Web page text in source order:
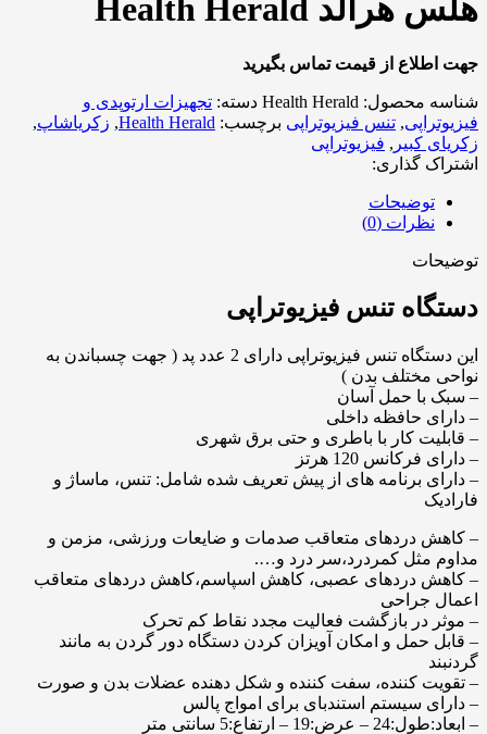
هلس هرالد Health Herald
جهت اطلاع از قیمت تماس بگیرید
شناسه محصول: Health Herald دسته: تجهیزات ارتوپدی و
فیزیوتراپی, تنس فیزیوتراپی برچسب: Health Herald
, زکریاشاپ,
زکریای کبیر , فیزیوتراپی
اشتراک گذاری:
توضیحات
نظرات (0)
توضیحات
دستگاه تنس فیزیوتراپی
این دستگاه تنس فیزیوتراپی دارای 2 عدد پد ( جهت چسباندن به
نواحی مختلف بدن )
– سبک با حمل آسان
– دارای حافظه داخلی
– قابلیت کار با باطری و حتی برق شهری
– دارای فرکانس 120 هرتز
– دارای برنامه های از پیش تعریف شده شامل: تنس، ماساژ و
فارادیک
– کاهش دردهای متعاقب صدمات و ضایعات ورزشی، مزمن و
مداوم مثل کمردرد،سر درد و….
– کاهش دردهای عصبی، کاهش اسپاسم،کاهش دردهای متعاقب
اعمال جراحی
– موثر در بازگشت فعالیت مجدد نقاط کم تحرک
– قابل حمل و امکان آویزان کردن دستگاه دور گردن به مانند
گردنبند
– تقویت کننده، سفت کننده و شکل دهنده عضلات بدن و صورت
– دارای سیستم استندبای برای امواج پالس
– ابعاد:طول:24 – عرض:19 – ارتفاع:5 سانتی متر